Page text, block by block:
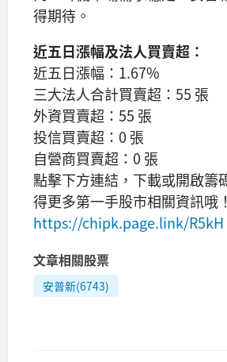
得期待。
近五日漲幅及法人買賣超：
近五日漲幅：1.67%
三大法人合計買賣超：55 張
外資買賣超：55 張
投信買賣超：0 張
自營商買賣超：0 張
點擊下方連結，下載或開啟籌
得更多第一手股市相關資訊哦！
https://chipk.page.link/R5kH
文章相關股票
安普新(6743)